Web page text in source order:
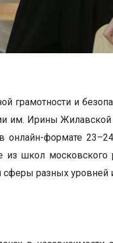
грамотности и
им. Ирины
онлайн-формате
из школ
сферы разных уровней